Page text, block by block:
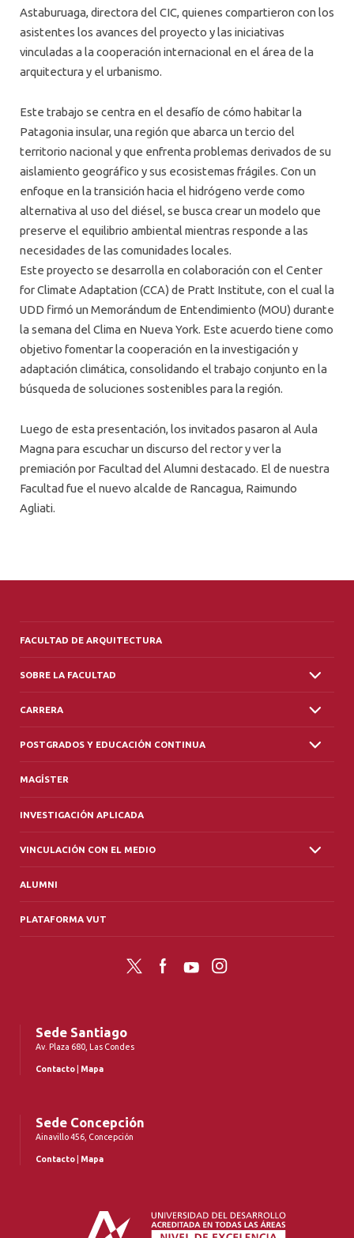
Astaburuaga, directora del CIC, quienes compartieron con los
asistentes los avances del proyecto y las iniciativas
vinculadas a la cooperación internacional en el área de la
arquitectura y el urbanismo.
Este trabajo se centra en el desafío de cómo habitar la
Patagonia insular, una región que abarca un tercio del
territorio nacional y que enfrenta problemas derivados de su
aislamiento geográfico y sus ecosistemas frágiles. Con un
enfoque en la transición hacia el hidrógeno verde como
alternativa al uso del diésel, se busca crear un modelo que
preserve el equilibrio ambiental mientras responde a las
necesidades de las comunidades locales.
Este proyecto se desarrolla en colaboración con el Center
for Climate Adaptation (CCA) de Pratt Institute, con el cual la
UDD firmó un Memorándum de Entendimiento (MOU) durante
la semana del Clima en Nueva York. Este acuerdo tiene como
objetivo fomentar la cooperación en la investigación y
adaptación climática, consolidando el trabajo conjunto en la
búsqueda de soluciones sostenibles para la región.
Luego de esta presentación, los invitados pasaron al Aula
Magna para escuchar un discurso del rector y ver la
premiación por Facultad del Alumni destacado. El de nuestra
Facultad fue el nuevo alcalde de Rancagua, Raimundo
Agliati.
FACULTAD DE ARQUITECTURA
SOBRE LA FACULTAD
CARRERA
POSTGRADOS Y EDUCACIÓN CONTINUA
MAGÍSTER
INVESTIGACIÓN APLICADA
VINCULACIÓN CON EL MEDIO
ALUMNI
PLATAFORMA VUT
Twitter FacebookYouTubeInstagram
Sede Santiago
Av. Plaza 680, Las Condes
Contacto Mapa
Sede Concepción
Ainavillo 456, Concepción
Contacto Mapa